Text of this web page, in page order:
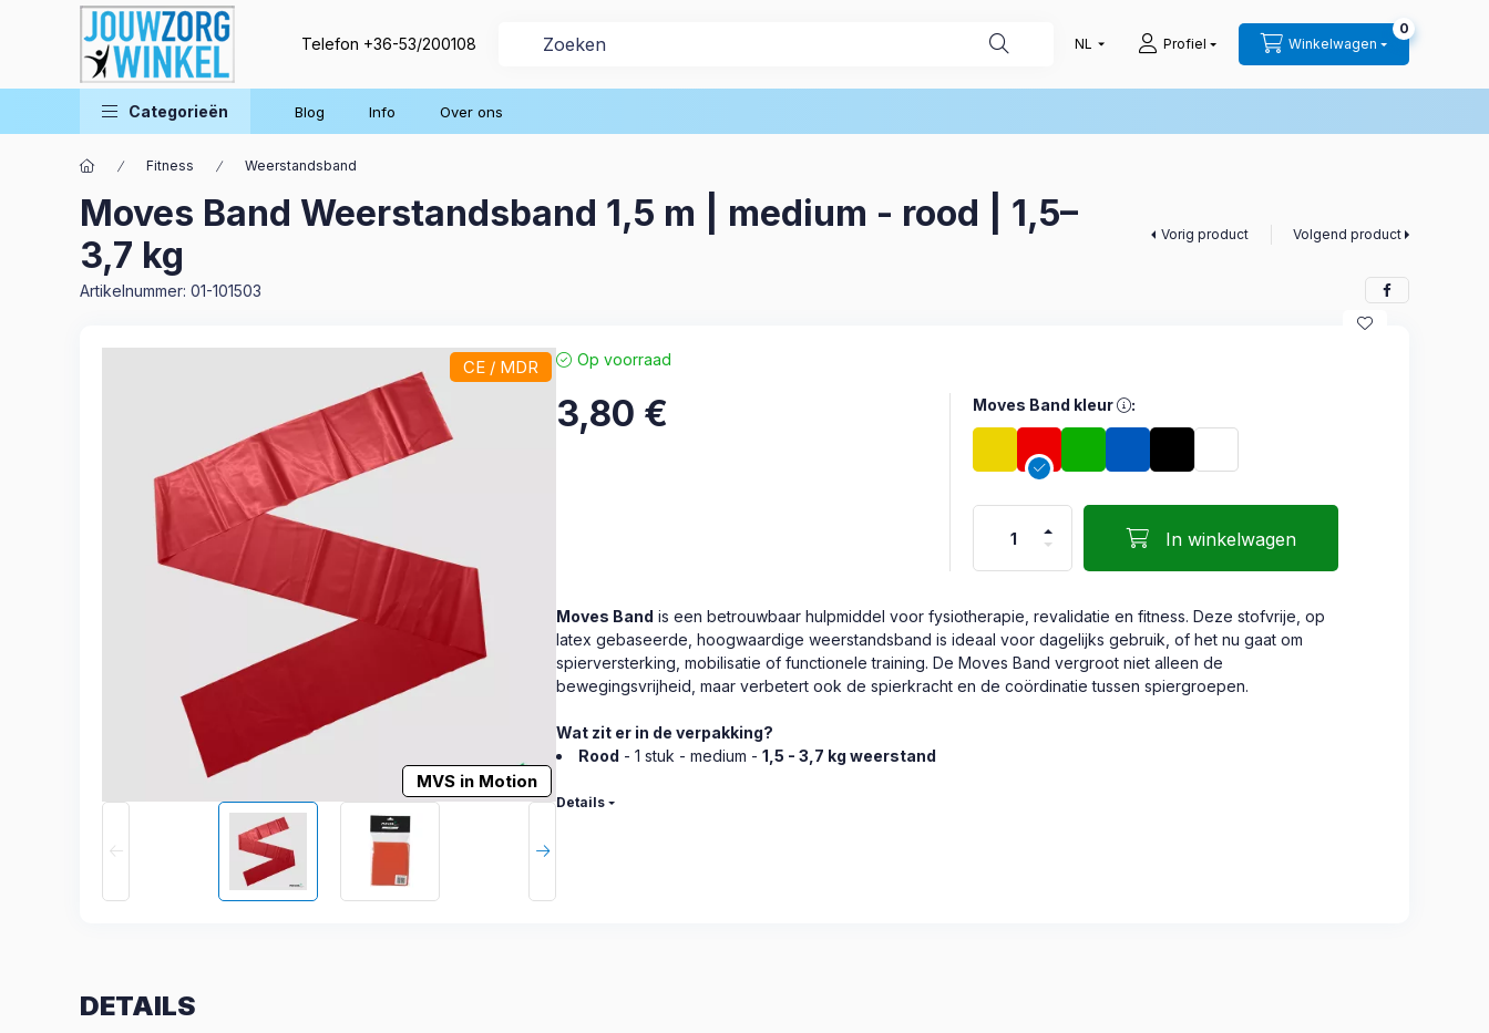
Telefon +36-53/200108 Profiel Winkelwagen
0
Categorieën Blog Info Over ons
Fitness Weerstandsband
Moves Band Weerstandsband 1,5 m | medium - rood | 1,5–
3,7 kg
Vorig product Volgend product
Artikelnummer: 01-101503
CE / MDR
MVS in Motion
Op voorraad
3,80 € Moves Band kleur, Geel – Licht Rood – Medium Groen – Zwaar
Moves Band kleur :
In winkelwagen
Moves Band is een betrouwbaar hulpmiddel voor fysiotherapie, revalidatie en fitness. Deze stofvrije, op
latex gebaseerde, hoogwaardige weerstandsband is ideaal voor dagelijks gebruik, of het nu gaat om
spierversterking, mobilisatie of functionele training. De Moves Band vergroot niet alleen de
bewegingsvrijheid, maar verbetert ook de spierkracht en de coördinatie tussen spiergroepen.
Wat zit er in de verpakking?
Rood - 1 stuk - medium - 1,5 - 3,7 kg weerstand
Details
DETAILS